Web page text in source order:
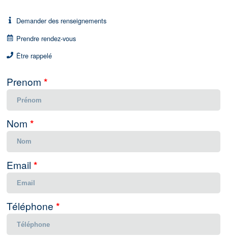
Demander des renseignements
Prendre rendez-vous
Être rappelé
Prenom *
Nom *
Email *
Téléphone *